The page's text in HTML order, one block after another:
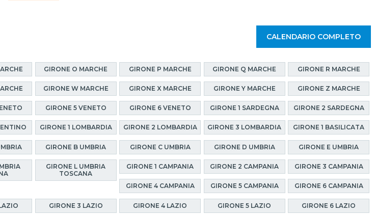
CALENDARIO COMPLETO
GIRONE O MARCHE GIRONE P MARCHE GIRONE Q MARCHE GIRONE R MARCHE
GIRONE W MARCHE GIRONE X MARCHE GIRONE Y MARCHE GIRONE Z MARCHE
GIRONE 5 VENETO GIRONE 6 VENETO GIRONE 1 SARDEGNA GIRONE 2 SARDEGNA
GIRONE 1 LOMBARDIA GIRONE 2 LOMBARDIA GIRONE 3 LOMBARDIA GIRONE 1 BASILICATA
GIRONE B UMBRIA GIRONE C UMBRIA GIRONE D UMBRIA GIRONE E UMBRIA
GIRONE L UMBRIA
TOSCANA
GIRONE 1 CAMPANIA GIRONE 2 CAMPANIA GIRONE 3 CAMPANIA
GIRONE 4 CAMPANIA GIRONE 5 CAMPANIA GIRONE 6 CAMPANIA
GIRONE 3 LAZIO GIRONE 4 LAZIO GIRONE 5 LAZIO GIRONE 6 LAZIO